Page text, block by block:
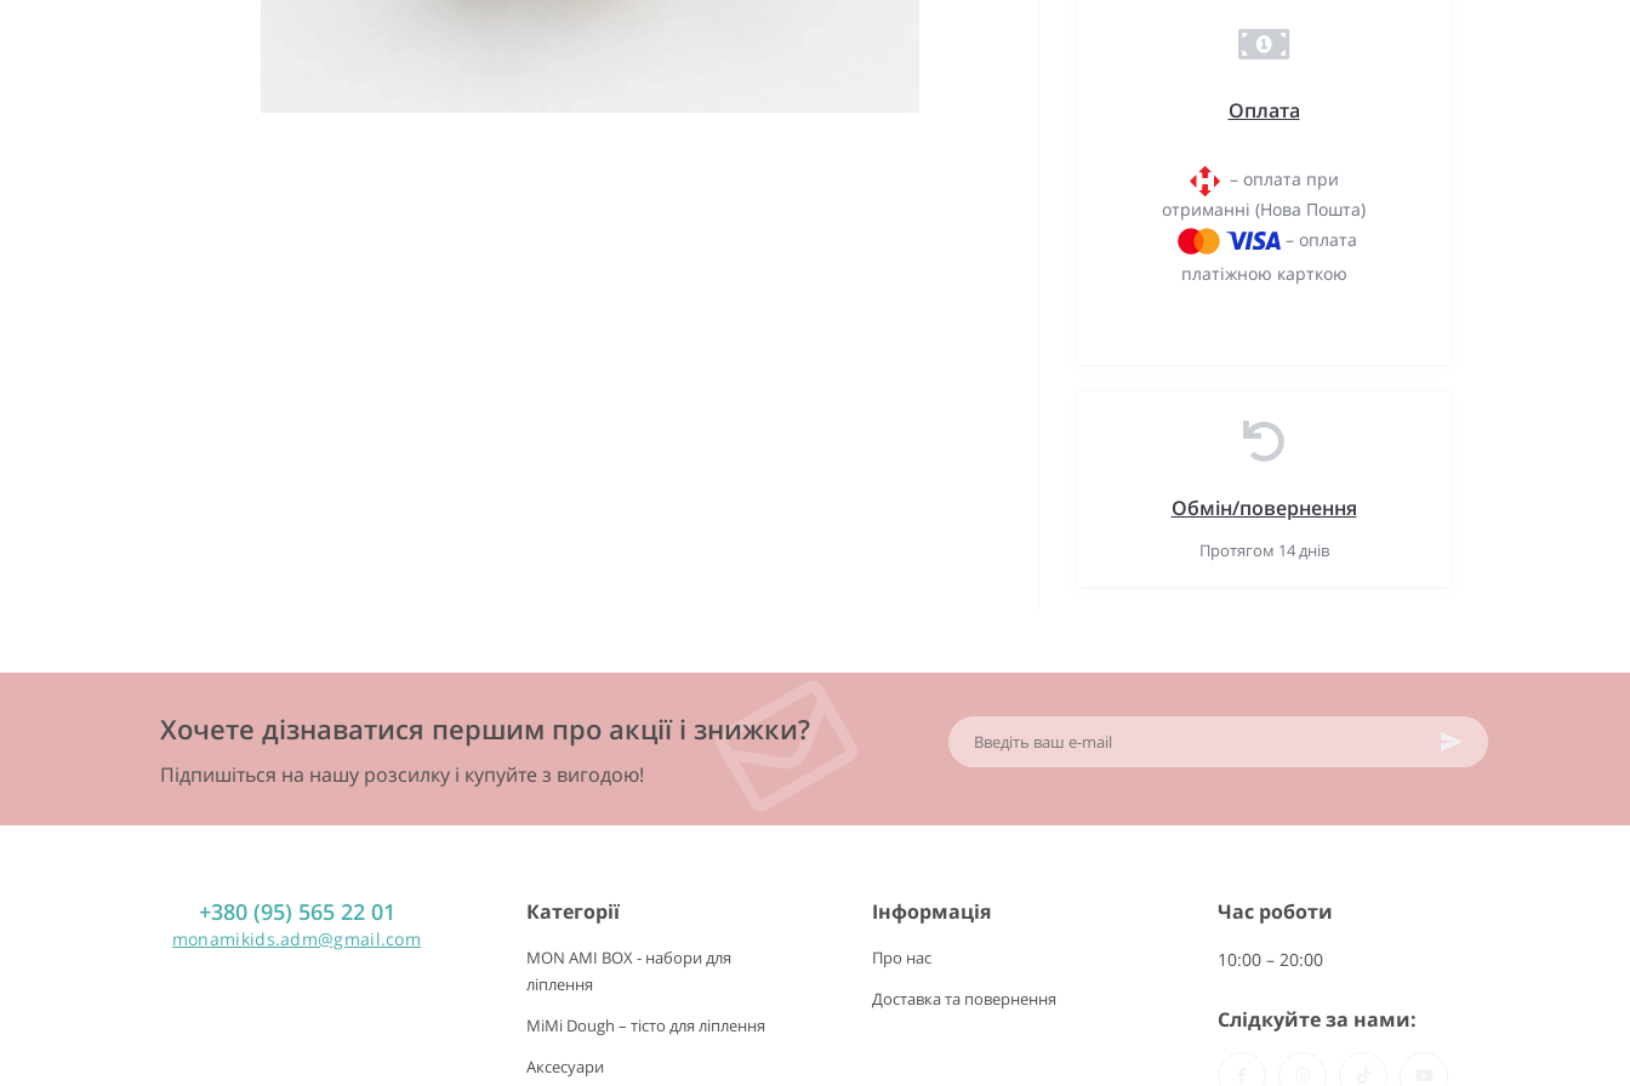
Оплата
– оплата при
отриманні (Нова Пошта)
– оплата
платіжною карткою
Обмін/повернення
Протягом 14 днів
Хочете дізнаватися першим про акції і знижки?
Підпишіться на нашу розсилку і купуйте з вигодою!
+380 (95) 565 22 01
monamikids.adm@gmail.com
Категорії
MON AMI BOX - набори для
ліплення
MiMi Dough – тісто для ліплення
Аксесуари
Інформація
Про нас
Доставка та повернення
Час роботи
10:00 – 20:00
Слідкуйте за нами: